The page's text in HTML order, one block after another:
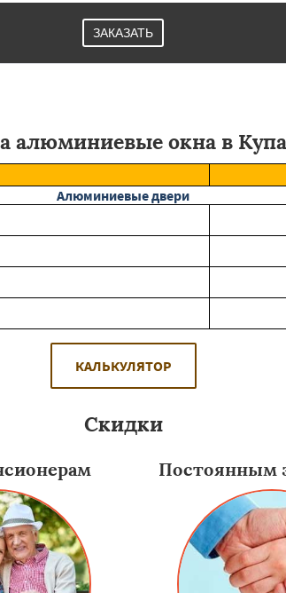
ЗАКАЗАТЬ
алюминиевые окна в
Алюминиевые двери
КАЛЬКУЛЯТОР
Скидки
Постоянным